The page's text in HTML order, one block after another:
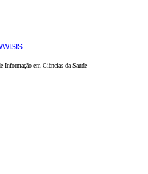
em Ciências da Saúde